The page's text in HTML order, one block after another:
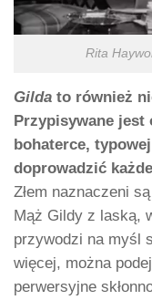
Rita
Gilda to również
Przypisywane jest
bohaterce,
doprowadzić
Złem naznaczeni
Mąż Gildy z laską,
przywodzi na myśl
więcej, można
perwersyjne